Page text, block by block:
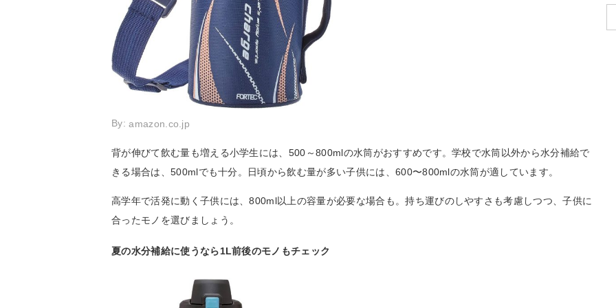
By:amazon.co.jp
背が伸びて飲む量も増える小学生には、500～800mlの水筒がおすすめです。学校で水筒以外から水分補給で
きる場合は、500mlでも十分。日頃から飲む量が多い子供には、600〜800mlの水筒が適しています。
高学年で活発に動く子供には、800ml以上の容量が必要な場合も。持ち運びのしやすさも考慮しつつ、子供に
合ったモノを選びましょう。
夏の水分補給に使うなら1L前後のモノもチェック